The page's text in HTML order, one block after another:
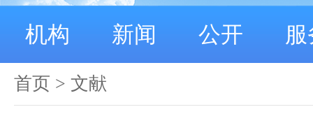
机构 新闻 公开
首页 > 文献